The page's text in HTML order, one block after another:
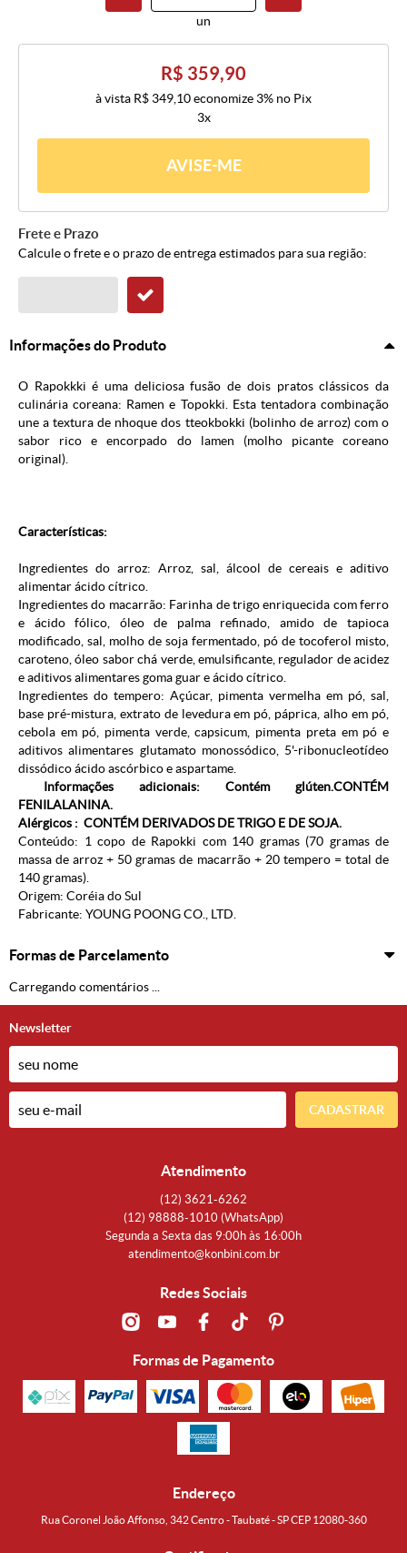
un
R$ 359,90
à vista R$ 349,10economize 3% no Pix
3x
AVISE-ME
Frete e Prazo
Calcule o frete e o prazo de entrega estimados para sua região:
Informações do Produto
O Rapokkki é uma deliciosa fusão de dois pratos clássicos da
culinária coreana: Ramen e Topokki. Esta tentadora combinação
une a textura de nhoque dos tteokbokki (bolinho de arroz) com o
sabor rico e encorpado do lamen (molho picante coreano
original).
Características:
Ingredientes do arroz: Arroz, sal, álcool de cereais e aditivo
alimentar ácido cítrico.
Ingredientes do macarrão: Farinha de trigo enriquecida com ferro
e ácido fólico, óleo de palma refinado, amido de tapioca
modificado, sal, molho de soja fermentado, pó de tocoferol misto,
caroteno, óleo sabor chá verde, emulsificante, regulador de acidez
e aditivos alimentares goma guar e ácido cítrico.
Ingredientes do tempero: Açúcar, pimenta vermelha em pó, sal,
base pré-mistura, extrato de levedura em pó, páprica, alho em pó,
cebola em pó, pimenta verde, capsicum, pimenta preta em pó e
aditivos alimentares glutamato monossódico, 5'-ribonucleotídeo
dissódico ácido ascórbico e aspartame.
Informações adicionais: Contém glúten.CONTÉM
FENILALANINA.
Alérgicos : CONTÉM DERIVADOS DE TRIGO E DE SOJA.
Conteúdo: 1 copo de Rapokki com 140 gramas (70 gramas de
massa de arroz + 50 gramas de macarrão + 20 tempero = total de
140 gramas).
Origem: Coréia do Sul
Fabricante: YOUNG POONG CO., LTD.
Formas de Parcelamento
Carregando comentários ...
Newsletter
CADASTRAR
Atendimento
(12) 3621-6262
(12) 98888-1010 (WhatsApp)
Segunda a Sexta das 9:00h às 16:00h
atendimento@konbini.com.br
Redes Sociais
Formas de Pagamento
Endereço
Rua Coronel João Affonso, 342 Centro - Taubaté - SP CEP 12080-360